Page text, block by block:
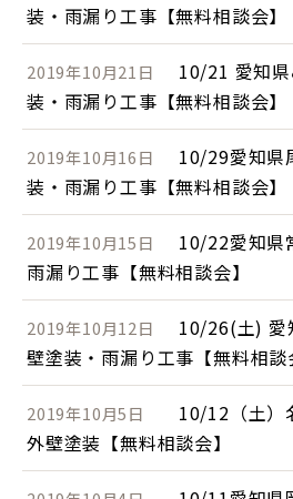
装・雨漏り工事【無料相談会】
2019年10月21日
10/21 愛知
装・雨漏り工事【無料相談会】
2019年10月16日
10/29愛知県
装・雨漏り工事【無料相談会】
2019年10月15日
10/22愛知県
雨漏り工事【無料相談会】
2019年10月12日
10/26(土) 愛
壁塗装・雨漏り工事【無料相談
2019年10月5日
10/12（土）
外壁塗装【無料相談会】